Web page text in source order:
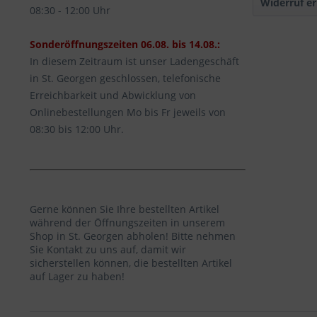
08:30 - 12:00 Uhr
Sonderöffnungszeiten 06.08. bis 14.08.:
In diesem Zeitraum ist unser Ladengeschäft
in St. Georgen geschlossen, telefonische
Erreichbarkeit und Abwicklung von
Onlinebestellungen Mo bis Fr jeweils von
08:30 bis 12:00 Uhr.
Gerne können Sie Ihre bestellten Artikel
während der Öffnungszeiten in unserem
Shop in St. Georgen abholen! Bitte nehmen
Sie Kontakt zu uns auf, damit wir
sicherstellen können, die bestellten Artikel
auf Lager zu haben!
Widerruf